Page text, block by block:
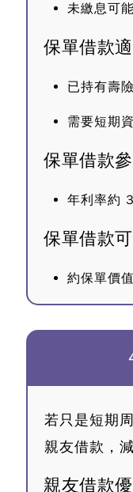
未繳息可
保單借款
已持有壽
需要短期
保單借款
年利率約
保單借款
約保單價
若只是短期
親友借款，
親友借款